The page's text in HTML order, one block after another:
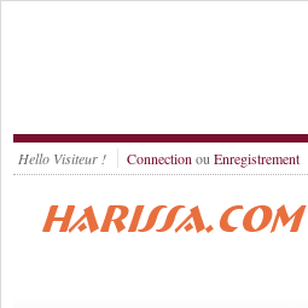
Hello Visiteur ! Connection ou Enregistrement